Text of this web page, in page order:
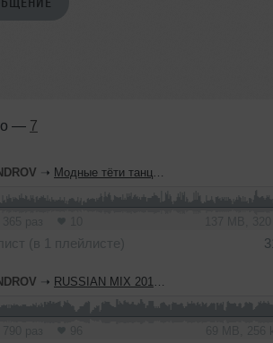
— 7
➝ Модные тёти танцуют 2018 - DJ ALEXEY ALEXANDROV
(в 1 плейлисте)
➝ RUSSIAN MIX 2019 - DJ ALEXEY ALEXANDROV